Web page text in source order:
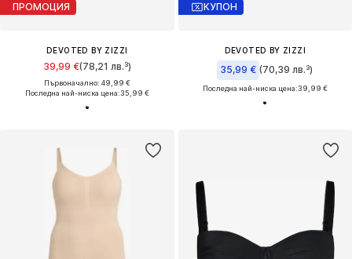
ПРОМОЦИЯ
DEVOTED BY ZIZZI
39,99 €(78,21 лв.³)
Първоначално: 49,99 €
Последна най-ниска цена:35,99 €
КУПОН
DEVOTED BY ZIZZI
35,99 € (70,39 лв.³)
Последна най-ниска цена:39,99 €